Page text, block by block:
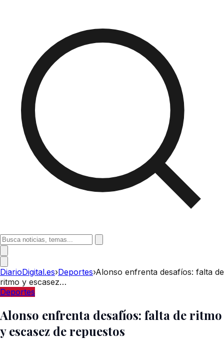
DiarioDigital.es›Deportes›Alonso enfrenta desafíos: falta de
ritmo y escasez…
Deportes
Alonso enfrenta desafíos: falta de ritmo
y escasez de repuestos